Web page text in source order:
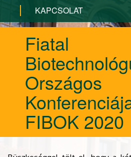
KAPCSOLAT
Fiatal
Országos
FIBOK 2020